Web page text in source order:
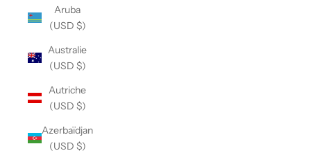
Aruba
(USD $)
Australie
(USD $)
Autriche
(USD $)
Azerbaïdjan
(USD $)